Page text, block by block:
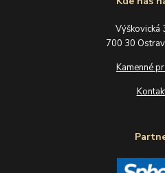
Výškovická
700 30
Kamenné